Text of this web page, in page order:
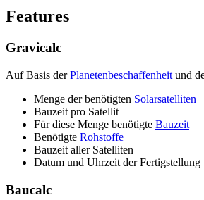
Features
Gravicalc
Auf Basis derPlanetenbeschaffenheit und
Menge der benötigten Solarsatelliten
Bauzeit pro Satellit
Für diese Menge benötigte Bauzeit
Benötigte Rohstoffe
Bauzeit aller Satelliten
Datum und Uhrzeit der Fertigstellung
Baucalc